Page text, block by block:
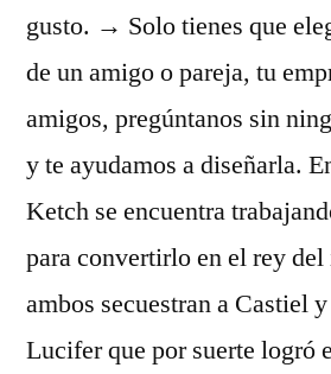
gusto. → Solo tienes que
de un amigo o pareja, tu
amigos, pregúntanos sin
y te ayudamos a diseñarla.
Ketch se encuentra
para convertirlo en el rey
ambos secuestran a Castiel
Lucifer que por suerte logró